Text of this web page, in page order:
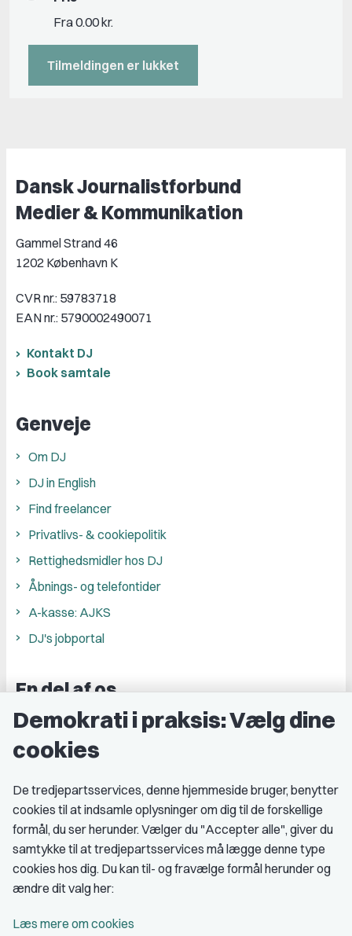
Fra 0.00 kr.
Tilmeldingen er lukket
Dansk Journalistforbund
Medier & Kommunikation
Gammel Strand 46
1202 København K
CVR nr.: 59783718
EAN nr.: 5790002490071
Kontakt DJ
Book samtale
Genveje
Om DJ
DJ in English
Find freelancer
Privatlivs- & cookiepolitik
Rettighedsmidler hos DJ
Åbnings- og telefontider
A-kasse: AJKS
DJ's jobportal
En del af os
Grupper og kredse
Studenterorganisationer
Medlemskab
Fordele som medlem
Kontingent
Demokrati i praksis: Vælg dine
cookies
De tredjepartsservices, denne hjemmeside bruger, benytter
cookies til at indsamle oplysninger om dig til de forskellige
formål, du ser herunder. Vælger du "Accepter alle", giver du
samtykke til at tredjepartsservices må lægge denne type
cookies hos dig. Du kan til- og fravælge formål herunder og
ændre dit valg her:
Læs mere om cookies